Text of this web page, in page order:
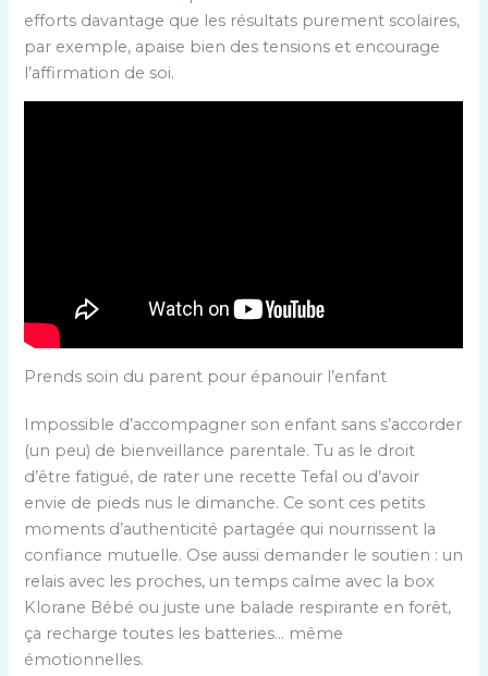
efforts davantage que les résultats purement scolaires,
par exemple, apaise bien des tensions et encourage
l’affirmation de soi.
Prends soin du parent pour épanouir l’enfant
Impossible d’accompagner son enfant sans s’accorder
(un peu) de bienveillance parentale. Tu as le droit
d’être fatigué, de rater une recette Tefal ou d’avoir
envie de pieds nus le dimanche. Ce sont ces petits
moments d’authenticité partagée qui nourrissent la
confiance mutuelle. Ose aussi demander le soutien : un
relais avec les proches, un temps calme avec la box
Klorane Bébé ou juste une balade respirante en forêt,
ça recharge toutes les batteries… même
émotionnelles.